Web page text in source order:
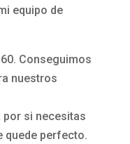
equipo de
Conseguimos
nuestros
si necesitas
quede perfecto.